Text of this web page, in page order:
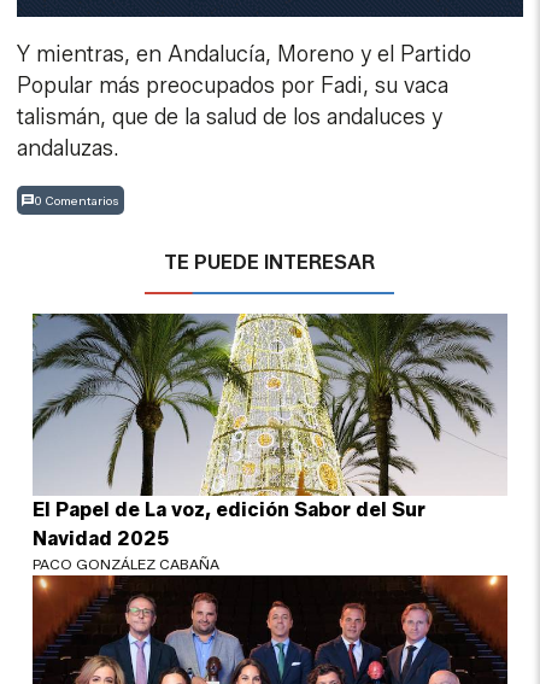
Y mientras, en Andalucía, Moreno y el Partido
Popular más preocupados por Fadi, su vaca
talismán, que de la salud de los andaluces y
andaluzas.
0 Comentarios
TE PUEDE INTERESAR
El Papel de La voz, edición Sabor del Sur
Navidad 2025
PACO GONZÁLEZ CABAÑA